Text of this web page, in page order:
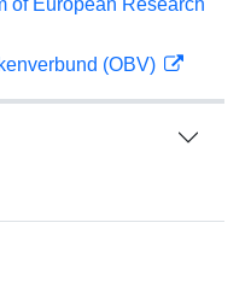
of European Research
(OBV)